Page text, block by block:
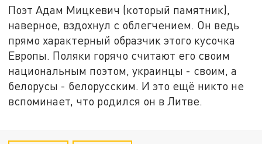
Поэт Адам Мицкевич (который памятник),
наверное, вздохнул с облегчением. Он ведь
прямо характерный образчик этого кусочка
Европы. Поляки горячо считают его своим
национальным поэтом, украинцы - своим, а
белорусы - белорусским. И это ещё никто не
вспоминает, что родился он в Литве.